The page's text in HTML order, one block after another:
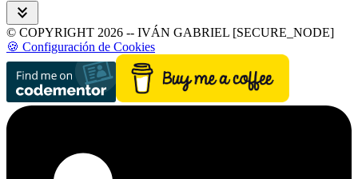
keyboard_double_arrow_down
© COPYRIGHT 2026 -- IVÁN GABRIEL [SECURE_NODE]
🍪 Configuración de Cookies